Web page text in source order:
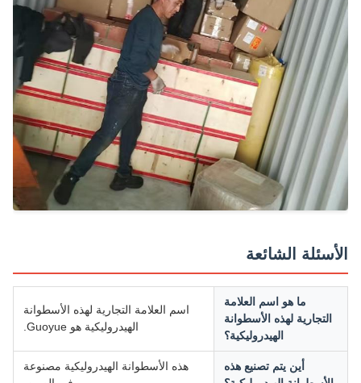
الشائعة
ما هو اسم العلامة
التجارية لهذه الأسطوانة
الهيدروليكية؟
اسم العلامة التجارية لهذه الأسطوانة
الهيدروليكية هو Guoyue.
أين يتم تصنيع هذه
هذه الأسطوانة الهيدروليكية مصنوعة